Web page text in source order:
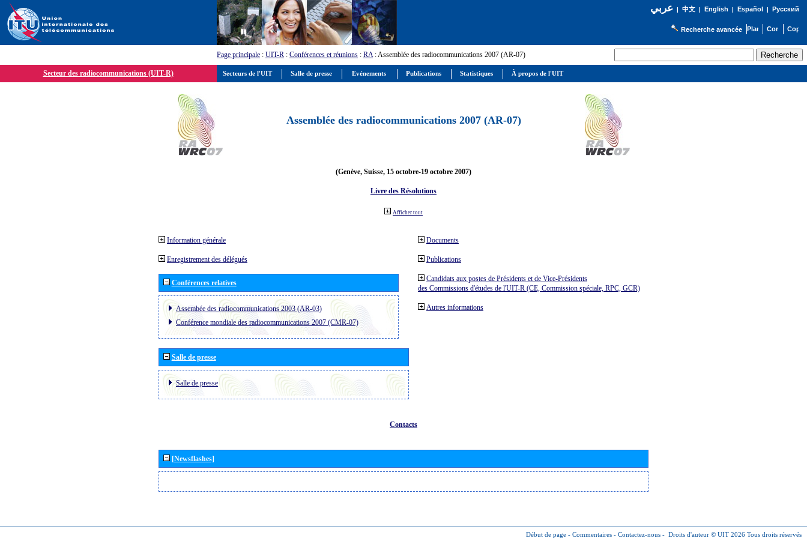
عربي| 中文| English | Español | Русский
Recherche avancée
Page principale : UIT-R : Conférences et réunions : RA: Assemblée des radiocommunications 2007 (AR-07)
Secteur des radiocommunications (UIT-R)
Assemblée des radiocommunications 2007 (AR-07)
(Genève, Suisse, 15 octobre-19 octobre 2007)
Livre des Résolutions
Afficher tout
Information générale
Enregistrement des délégués
Conférences relatives
Assembée des radiocommunications 2003 (AR-03)
Conférence mondiale des radiocommunications 2007 (CMR-07)
Salle de presse
Salle de presse
Documents
Publications
Candidats aux postes de Présidents et de Vice-Présidents
des Commissions d'études de l'UIT-R (CE, Commission spéciale, RPC, GCR)
Autres informations
Contacts
[Newsflashes]
Début de page - Commentaires - Contactez-nous - Droits d'auteur © UIT 2026 Tous droits réservés
Secteurs de l'UIT Salle de presse Evénements Publications Statistiques À propos de l'UIT